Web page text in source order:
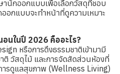
านักออกแบบเพื่อเลือกวัสดุที่ชอบ
อกแบบจะทำหน้าที่ดูความเหมาะ
นในปี 2026 คืออะไร?
หรือการดึงธรรมชาติเข้ามามี
ติ วัสดุไม้ และการจัดสัดส่วนห้องที่
รดูแลสุขภาพ (Wellness Living)